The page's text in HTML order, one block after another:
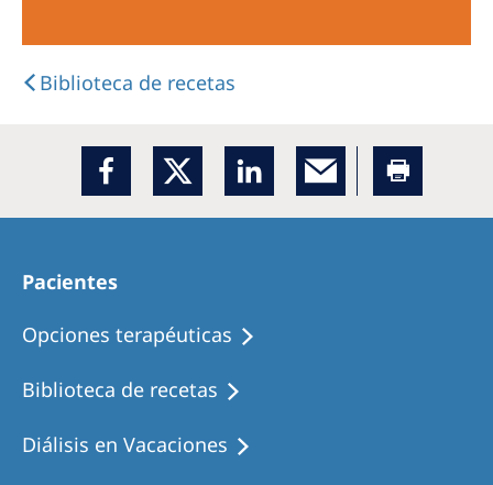
Biblioteca de recetas
Pacientes
Opciones terapéuticas
Biblioteca de recetas
Diálisis en Vacaciones